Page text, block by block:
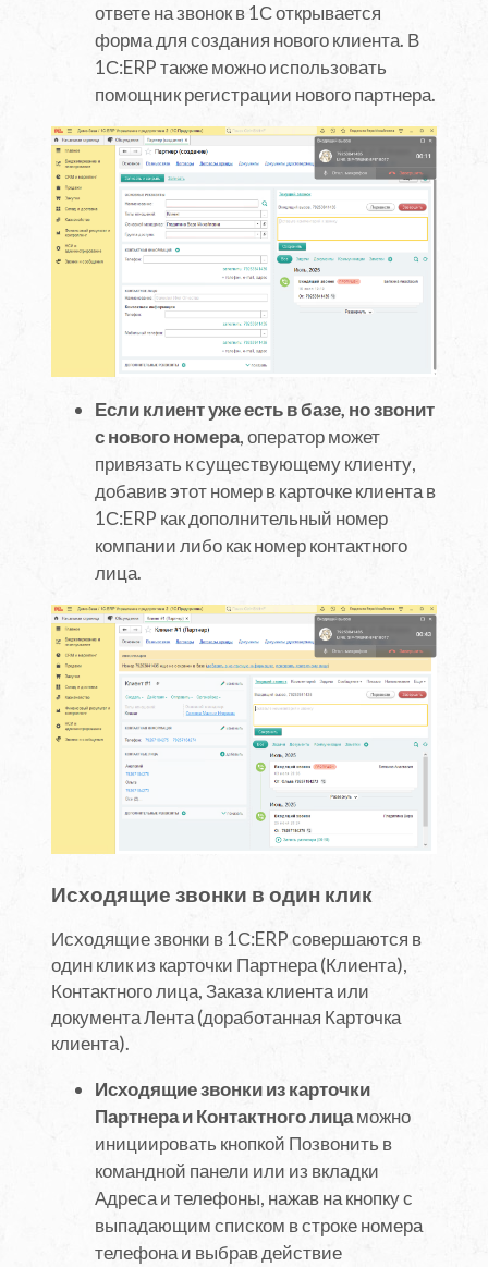
ответе на звонок в 1С открывается
форма для создания нового клиента. В
1С:ERP также можно использовать
помощник регистрации нового партнера.
Если клиент уже есть в базе, но звонит
с нового номера, оператор может
привязать к существующему клиенту,
добавив этот номер в карточке клиента в
1С:ERP как дополнительный номер
компании либо как номер контактного
лица.
Исходящие звонки в один клик
Исходящие звонки в 1С:ERP совершаются в
один клик из карточки Партнера (Клиента),
Контактного лица, Заказа клиента или
документа Лента (доработанная Карточка
клиента).
Исходящие звонки из карточки
Партнера и Контактного лицаможно
инициировать кнопкой Позвонить в
командной панели или из вкладки
Адреса и телефоны, нажав на кнопку с
выпадающим списком в строке номера
телефона и выбрав действие